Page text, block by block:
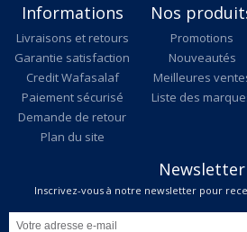
Informations
Livraisons et retours
Garantie satisfaction
Credit Wafasalaf
Paiement sécurisé
Demande de retour
Plan du site
Nos
Promotions
Nouveautés
Meilleures
Liste des
Newsletter
Inscrivez-vous à notre newsletter pour